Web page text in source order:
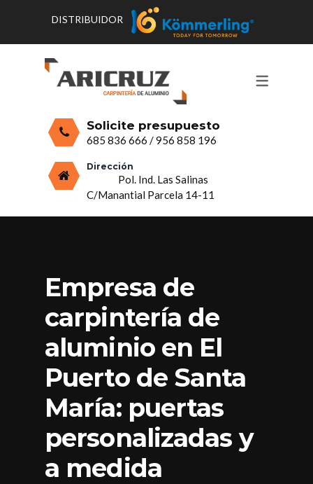
PRODUCTOS
PUERTAS, VENTANAS Y
CERRAMIENTOS, PORCHES Y TECHOS
ALUMINIO
CONTACTO Y HORARIOS
PRESUPUESTO
DISTRIBUIDOR
Solicite presupuesto
685 836 666 /956 858 196
Dirección
Pol. Ind. Las Salinas
C/Manantial Parcela 14-11
Empresa de
carpintería de
aluminio en El
Puerto de Santa
María: puertas
personalizadas y
a medida